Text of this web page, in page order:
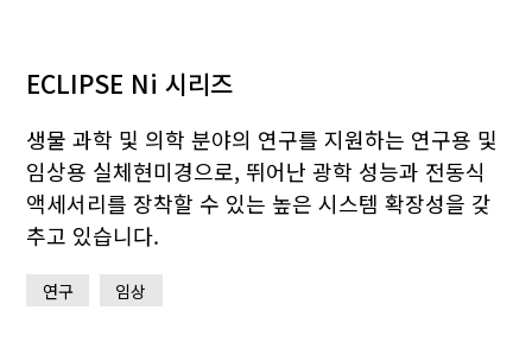
ECLIPSE Ni 시리즈
생물 과학 및 의학 분야의 연구를 지원하는 연구용 및
임상용 실체현미경으로, 뛰어난 광학 성능과 전동식
액세서리를 장착할 수 있는 높은 시스템 확장성을 갖
추고 있습니다.
연구 임상